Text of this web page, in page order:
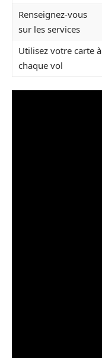
Renseignez-vous
sur les services
Utilisez votre carte à
chaque vol